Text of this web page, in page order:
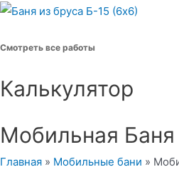
Смотреть все работы
Калькулятор
Мобильная
Главная » Мобильные бани »